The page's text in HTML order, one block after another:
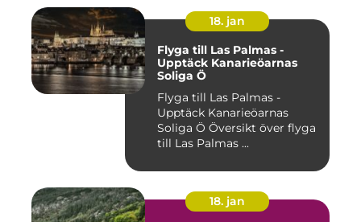
18. jan
Flyga till Las Palmas -
Upptäck Kanarieöarnas
Soliga Ö
Flyga till Las Palmas -
Upptäck Kanarieöarnas
Soliga Ö Översikt över flyga
till Las Palmas ...
18. jan